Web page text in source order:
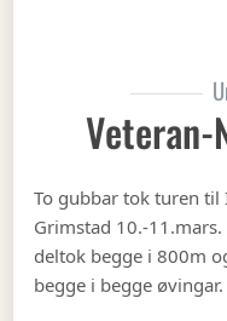
Veteran-
To gubbar tok turen
Grimstad 10.-11.mars.
deltok begge i 800m
begge i begge